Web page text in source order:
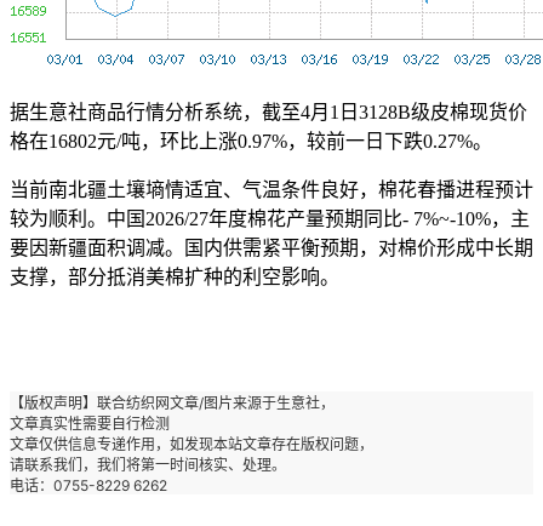
据生意社商品行情分析系统，截至4月1日3128B级皮棉现货价
格在16802元/吨，环比上涨0.97%，较前一日下跌0.27%。
当前南北疆土壤墒情适宜、气温条件良好，棉花春播进程预计
较为顺利。中国2026/27年度棉花产量预期同比- 7%~-10%，主
要因新疆面积调减。国内供需紧平衡预期，对棉价形成中长期
支撑，部分抵消美棉扩种的利空影响。
【版权声明】联合纺织网文章/图片来源于生意社，
文章真实性需要自行检测
文章仅供信息专递作用，如发现本站文章存在版权问题，
请联系我们，我们将第一时间核实、处理。
电话：0755-8229 6262